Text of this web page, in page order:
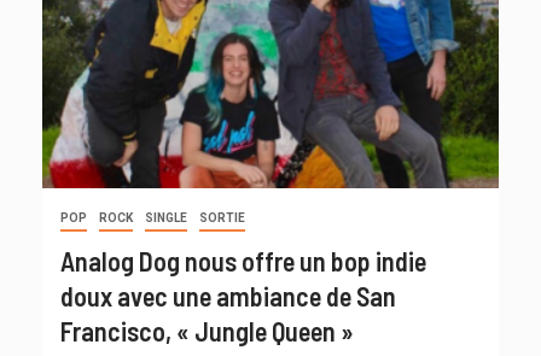
POP ROCK SINGLE SORTIE
Analog Dog nous offre un bop indie
doux avec une ambiance de San
Francisco, « Jungle Queen »